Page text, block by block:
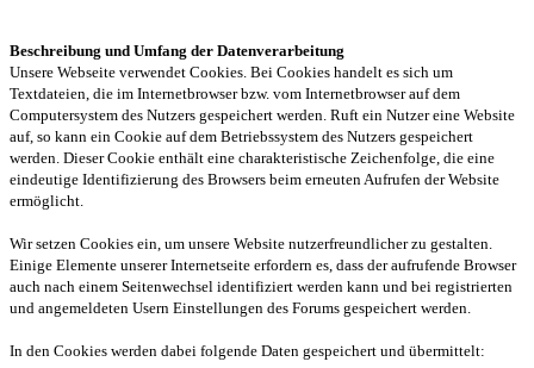
Beschreibung und Umfang der Datenverarbeitung
Unsere Webseite verwendet Cookies. Bei Cookies handelt es sich um
Textdateien, die im Internetbrowser bzw. vom Internetbrowser auf dem
Computersystem des Nutzers gespeichert werden. Ruft ein Nutzer eine Website
auf, so kann ein Cookie auf dem Betriebssystem des Nutzers gespeichert
werden. Dieser Cookie enthält eine charakteristische Zeichenfolge, die eine
eindeutige Identifizierung des Browsers beim erneuten Aufrufen der Website
ermöglicht.
Wir setzen Cookies ein, um unsere Website nutzerfreundlicher zu gestalten.
Einige Elemente unserer Internetseite erfordern es, dass der aufrufende Browser
auch nach einem Seitenwechsel identifiziert werden kann und bei registrierten
und angemeldeten Usern Einstellungen des Forums gespeichert werden.
In den Cookies werden dabei folgende Daten gespeichert und übermittelt: